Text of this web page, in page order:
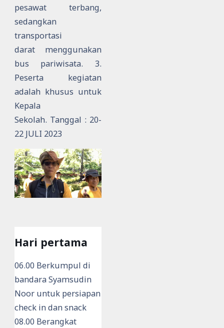
pesawat terbang,
sedangkan
transportasi
darat menggunakan
bus pariwisata. 3.
Peserta kegiatan
adalah khusus untuk
Kepala
Sekolah. Tanggal : 20-
22 JULI 2023
Hari pertama
06.00 Berkumpul di
bandara Syamsudin
Noor untuk persiapan
check in dan snack
08.00 Berangkat